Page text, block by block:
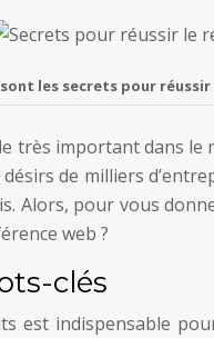
les secrets pour
très important dans le
de milliers
Alors, pour vous
web ?
clés
est indispensable